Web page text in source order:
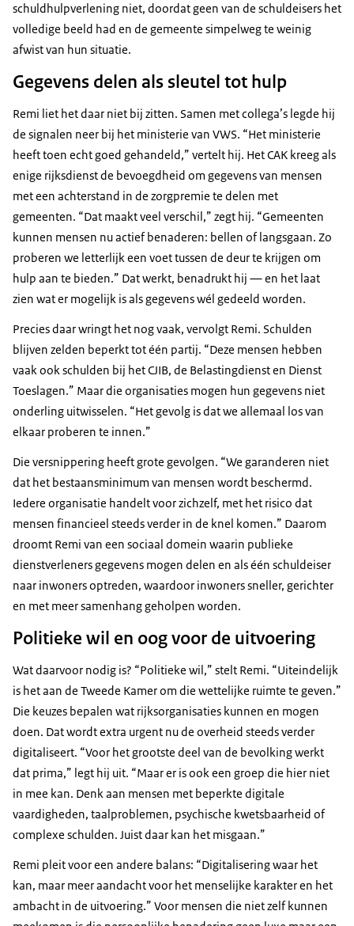
schuldhulpverlening niet, doordat geen van de schuldeisers het
volledige beeld had en de gemeente simpelweg te weinig
afwist van hun situatie.
Gegevens delen als sleutel tot hulp
Remi liet het daar niet bij zitten. Samen met collega’s legde hij
de signalen neer bij het ministerie van VWS. “Het ministerie
heeft toen echt goed gehandeld,” vertelt hij. Het CAK kreeg als
enige rijksdienst de bevoegdheid om gegevens van mensen
met een achterstand in de zorgpremie te delen met
gemeenten. “Dat maakt veel verschil,” zegt hij. “Gemeenten
kunnen mensen nu actief benaderen: bellen of langsgaan. Zo
proberen we letterlijk een voet tussen de deur te krijgen om
hulp aan te bieden.” Dat werkt, benadrukt hij — en het laat
zien wat er mogelijk is als gegevens wél gedeeld worden.
Precies daar wringt het nog vaak, vervolgt Remi. Schulden
blijven zelden beperkt tot één partij. “Deze mensen hebben
vaak ook schulden bij het CJIB, de Belastingdienst en Dienst
Toeslagen.” Maar die organisaties mogen hun gegevens niet
onderling uitwisselen. “Het gevolg is dat we allemaal los van
elkaar proberen te innen.”
Die versnippering heeft grote gevolgen. “We garanderen niet
dat het bestaansminimum van mensen wordt beschermd.
Iedere organisatie handelt voor zichzelf, met het risico dat
mensen financieel steeds verder in de knel komen.” Daarom
droomt Remi van een sociaal domein waarin publieke
dienstverleners gegevens mogen delen en als één schuldeiser
naar inwoners optreden, waardoor inwoners sneller, gerichter
en met meer samenhang geholpen worden.
Politieke wil en oog voor de uitvoering
Wat daarvoor nodig is? “Politieke wil,” stelt Remi. “Uiteindelijk
is het aan de Tweede Kamer om die wettelijke ruimte te geven.”
Die keuzes bepalen wat rijksorganisaties kunnen en mogen
doen. Dat wordt extra urgent nu de overheid steeds verder
digitaliseert. “Voor het grootste deel van de bevolking werkt
dat prima,” legt hij uit. “Maar er is ook een groep die hier niet
in mee kan. Denk aan mensen met beperkte digitale
vaardigheden, taalproblemen, psychische kwetsbaarheid of
complexe schulden. Juist daar kan het misgaan.”
Remi pleit voor een andere balans: “Digitalisering waar het
kan, maar meer aandacht voor het menselijke karakter en het
ambacht in de uitvoering.” Voor mensen die niet zelf kunnen